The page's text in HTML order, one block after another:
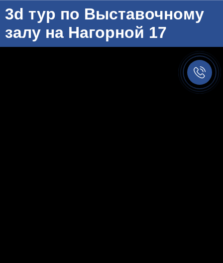
3d тур по Выставочному
залу на Нагорной 17
Заказать
звонок//